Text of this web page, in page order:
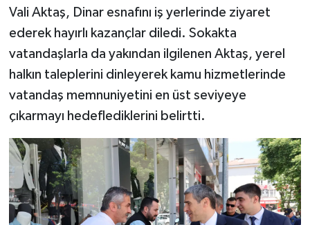
Vali Aktaş, Dinar esnafını iş yerlerinde ziyaret
ederek hayırlı kazançlar diledi. Sokakta
vatandaşlarla da yakından ilgilenen Aktaş, yerel
halkın taleplerini dinleyerek kamu hizmetlerinde
vatandaş memnuniyetini en üst seviyeye
çıkarmayı hedeflediklerini belirtti.